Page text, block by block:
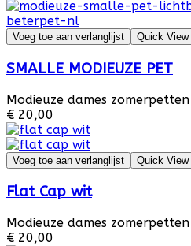
Voeg toe aan verlanglijst Quick View
SMALLE MODIEUZE PET
Modieuze dames zomerpetten
€ 20,00
Voeg toe aan verlanglijst Quick View
Flat Cap wit
Modieuze dames zomerpetten
€ 20,00